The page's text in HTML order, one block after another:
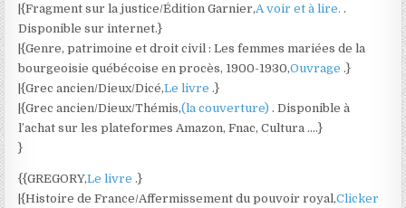
|{Fragment sur la justice/Édition Garnier,A voir et à lire. .
Disponible sur internet.}
|{Genre, patrimoine et droit civil : Les femmes mariées de la
bourgeoisie québécoise en procès, 1900-1930,Ouvrage .}
|{Grec ancien/Dieux/Dicé,Le livre .}
|{Grec ancien/Dieux/Thémis,(la couverture) . Disponible à
l’achat sur les plateformes Amazon, Fnac, Cultura ….}
}
{{GREGORY,Le livre .}
|{Histoire de France/Affermissement du pouvoir royal,Clicker